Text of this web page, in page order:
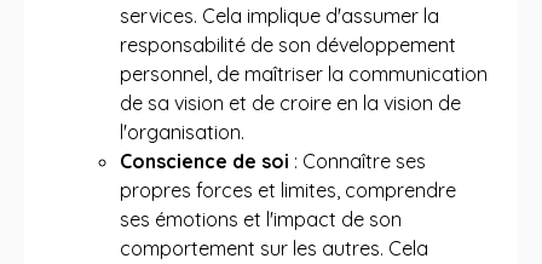
services. Cela implique d'assumer la
responsabilité de son développement
personnel, de maîtriser la communication
de sa vision et de croire en la vision de
l'organisation.
Conscience de soi : Connaître ses
propres forces et limites, comprendre
ses émotions et l'impact de son
comportement sur les autres. Cela